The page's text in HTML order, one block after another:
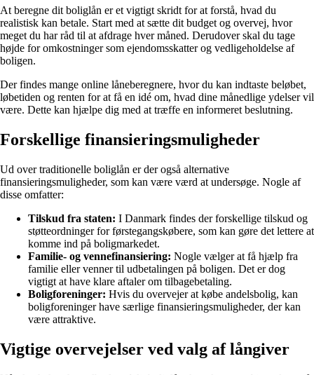
At beregne dit boliglån er et vigtigt skridt for at forstå, hvad du
realistisk kan betale. Start med at sætte dit budget og overvej, hvor
meget du har råd til at afdrage hver måned. Derudover skal du tage
højde for omkostninger som ejendomsskatter og vedligeholdelse af
boligen.
Der findes mange online låneberegnere, hvor du kan indtaste beløbet,
løbetiden og renten for at få en idé om, hvad dine månedlige ydelser vil
være. Dette kan hjælpe dig med at træffe en informeret beslutning.
Forskellige finansieringsmuligheder
Ud over traditionelle boliglån er der også alternative
finansieringsmuligheder, som kan være værd at undersøge. Nogle af
disse omfatter:
Tilskud fra staten: I Danmark findes der forskellige tilskud og
støtteordninger for førstegangskøbere, som kan gøre det lettere at
komme ind på boligmarkedet.
Familie- og vennefinansiering: Nogle vælger at få hjælp fra
familie eller venner til udbetalingen på boligen. Det er dog
vigtigt at have klare aftaler om tilbagebetaling.
Boligforeninger: Hvis du overvejer at købe andelsbolig, kan
boligforeninger have særlige finansieringsmuligheder, der kan
være attraktive.
Vigtige overvejelser ved valg af långiver